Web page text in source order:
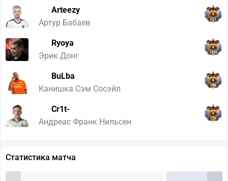
Arteezy
Артур Бабаев
211
Ryoya
Эрик Донг
1426
BuLba
Канишка Сэм Сосэйл
198
Cr1t-
Андреас Франк Нильсен
170
Статистика матча